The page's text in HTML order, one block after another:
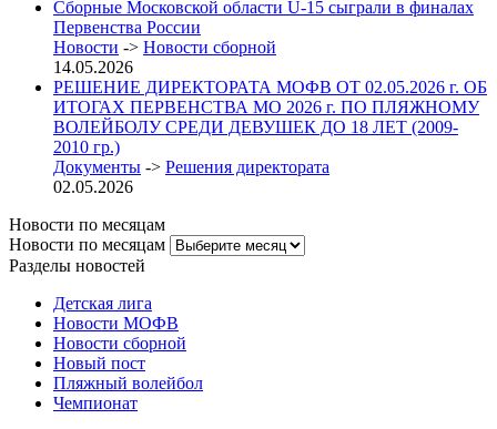
Сборные Московской области U-15 сыграли в финалах
Первенства России
Новости -> Новости сборной
14.05.2026
РЕШЕНИЕ ДИРЕКТОРАТА МОФВ ОТ 02.05.2026 г. ОБ
ИТОГАХ ПЕРВЕНСТВА МО 2026 г. ПО ПЛЯЖНОМУ
ВОЛЕЙБОЛУ СРЕДИ ДЕВУШЕК ДО 18 ЛЕТ (2009-
2010 гр.)
Документы -> Решения директората
02.05.2026
Новости по месяцам
Новости по месяцам
Разделы новостей
Детская лига
Новости МОФВ
Новости сборной
Новый пост
Пляжный волейбол
Чемпионат